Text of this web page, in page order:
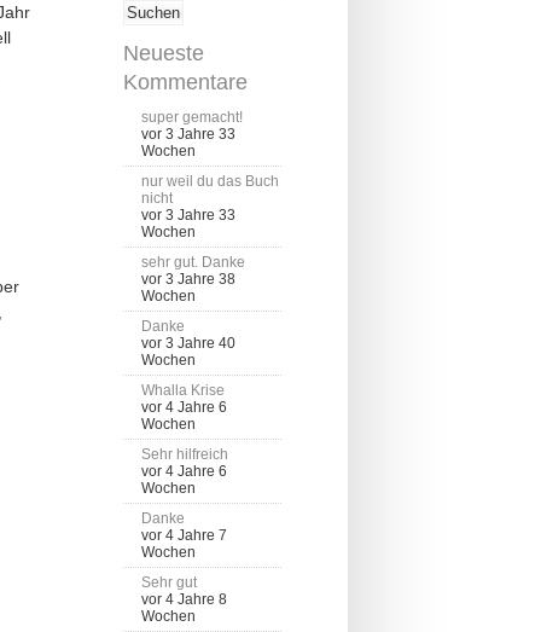
Neueste
Kommentare
super gemacht!
vor 3 Jahre 33
Wochen
nur weil du das Buch
nicht
vor 3 Jahre 33
Wochen
sehr gut. Danke
vor 3 Jahre 38
Wochen
Danke
vor 3 Jahre 40
Wochen
Whalla Krise
vor 4 Jahre 6
Wochen
Sehr hilfreich
vor 4 Jahre 6
Wochen
Danke
vor 4 Jahre 7
Wochen
Sehr gut
vor 4 Jahre 8
Wochen